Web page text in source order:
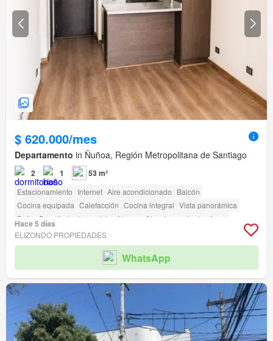
$ 620.000/mes
Departamento in Ñuñoa, Región Metropolitana de Santiago
2 1 53 m²
Estacionamiento Internet Aire acondicionado Balcón
Cocina equipada Calefacción Cocina integral Vista panorámica
Patio
Dormitorio de servicio Alarma Closet empotrado
Agua
Electricidad Parcialmente amoblado
Gimnasio
Piscina Área para niños Ascensor Sauna Jardín Conserje Parilla
Acceso para personas con discapacidad
Hace 5 días
ELIZONDO PROPIEDADES
WhatsApp